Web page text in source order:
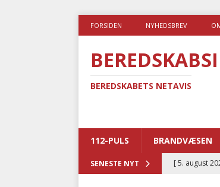
FORSIDEN NYHEDSBREV
BEREDSKABETS NETAVIS
112-PULS BRANDVÆSEN
SENESTE NYT [ 5. august